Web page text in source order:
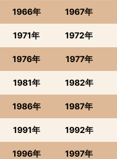
1966年 1967年
1971年 1972年
1976年 1977年
1981年 1982年
1986年 1987年
1991年 1992年
1996年 1997年